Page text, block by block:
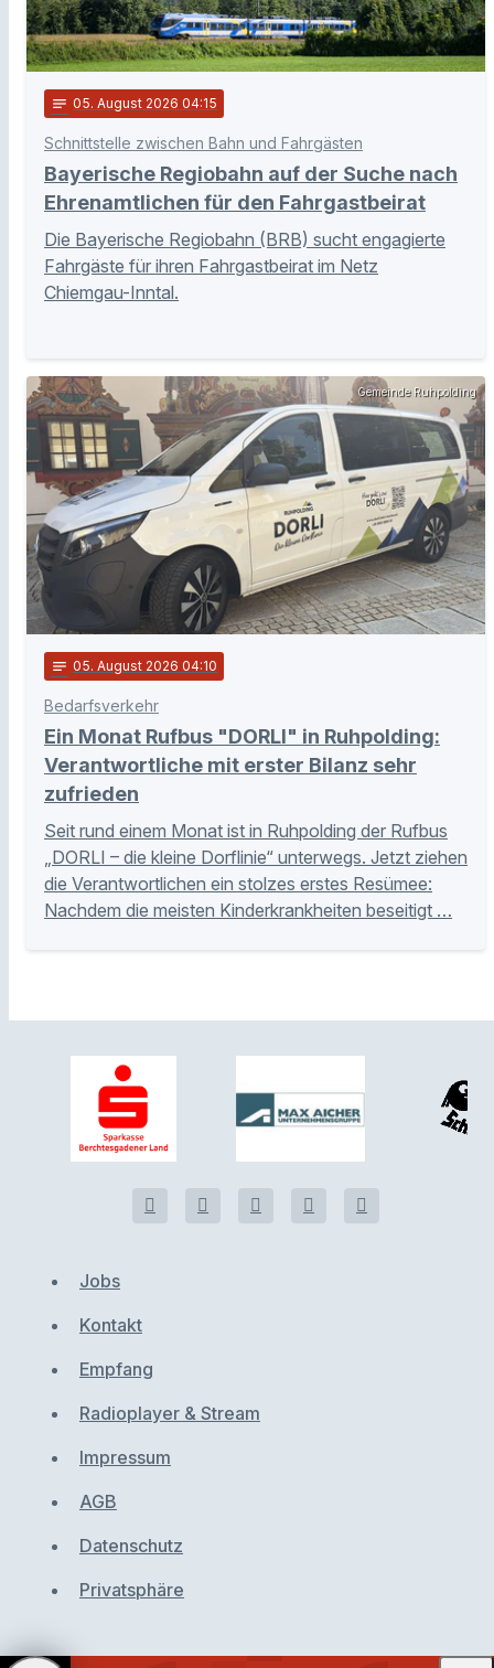
notes 05. August 2026 04:15
Schnittstelle zwischen Bahn und Fahrgästen
Bayerische Regiobahn auf der Suche nach
Ehrenamtlichen für den Fahrgastbeirat
Die Bayerische Regiobahn (BRB) sucht engagierte
Fahrgäste für ihren Fahrgastbeirat im Netz
Chiemgau-Inntal.
Gemeinde Ruhpolding
notes 05. August 2026 04:10
Bedarfsverkehr
Ein Monat Rufbus "DORLI" in Ruhpolding:
Verantwortliche mit erster Bilanz sehr
zufrieden
Seit rund einem Monat ist in Ruhpolding der Rufbus
„DORLI – die kleine Dorflinie“ unterwegs. Jetzt ziehen
die Verantwortlichen ein stolzes erstes Resümee:
Nachdem die meisten Kinderkrankheiten beseitigt …
Jobs
Kontakt
Empfang
Radioplayer & Stream
Impressum
AGB
Datenschutz
Privatsphäre